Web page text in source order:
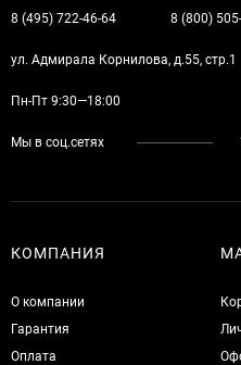
8 (495) 722-46-64 8 (800)
ул. Адмирала Корнилова, д.55, стр.1
Пн-Пт 9:30—18:00
Мы в соц.сетях
КОМПАНИЯ
О компании
Гарантия
Оплата